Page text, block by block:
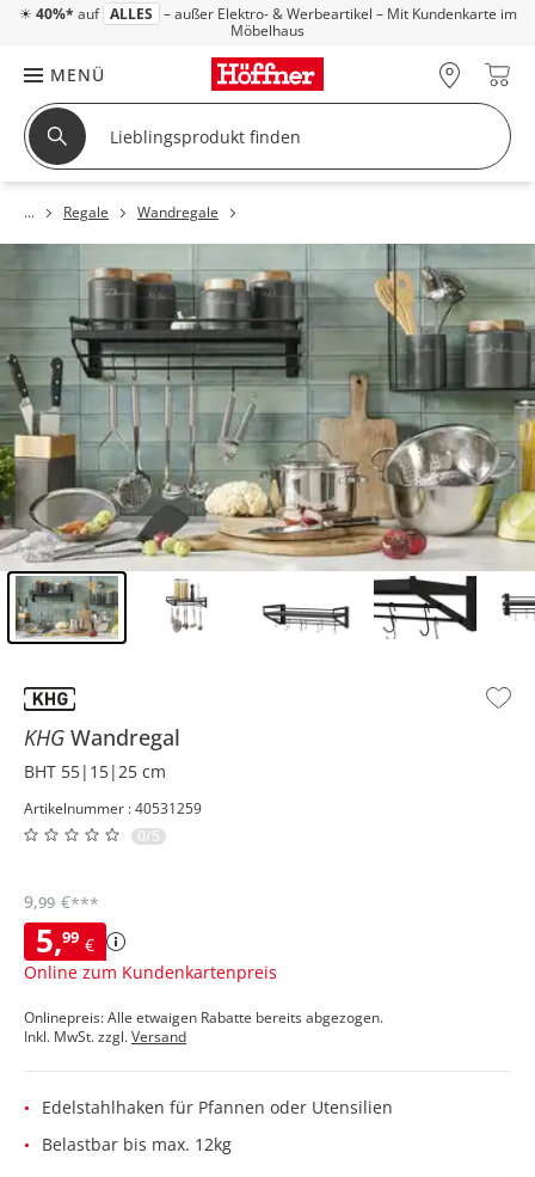
☀ 40%* auf ALLES – außer Elektro- & Werbeartikel – Mit Kundenkarte im
Möbelhaus
MENÜ
Regale Wandregale
KHG Wandregal
BHT 55|15|25 cm
Artikelnummer : 40531259
0/5
5,99 €
Online zum Kundenkartenpreis
9,99 €***
Onlinepreis: Alle etwaigen Rabatte bereits abgezogen.
Inkl. MwSt. zzgl.Versand
Edelstahlhaken für Pfannen oder Utensilien
Belastbar bis max. 12kg